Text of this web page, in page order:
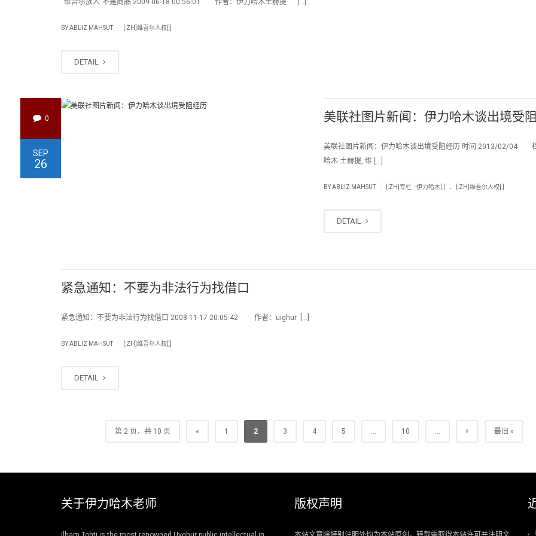
“维吾尔族人”不是商品 2009-06-18 00:56:01 作者：伊力哈木土赫提 […]
BYABLIZ MAHSUT [:ZH]维吾尔人权[:]
DETAIL
0
SEP
26
美联社图片新闻：伊力哈木谈出境受
美联社图片新闻：伊力哈木谈出境受阻经历 时间:2013/02/04
哈木·土赫提, 维 […]
BYABLIZ MAHSUT [:ZH]专栏 --伊力哈木[:] . [:ZH]维吾尔人权[:]
DETAIL
紧急通知：不要为非法行为找借口
紧急通知：不要为非法行为找借口 2008-11-17 20:05:42 作者：uighur […]
BYABLIZ MAHSUT [:ZH]维吾尔人权[:]
DETAIL
第 2 页，共 10 页 « 1 2 3 4 5 ... 10 ... » 最旧 »
关于伊力哈木老师 版权声明